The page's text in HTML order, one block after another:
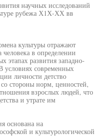
научных исследований
рубежа Х1Х-ХХ вв
культуры отражают
в определении
этапах развития западно-
условиях современных
личности детство
стороны норм, ценностей,
взрослых людей, что
и утрате им
основана на
и культурологической